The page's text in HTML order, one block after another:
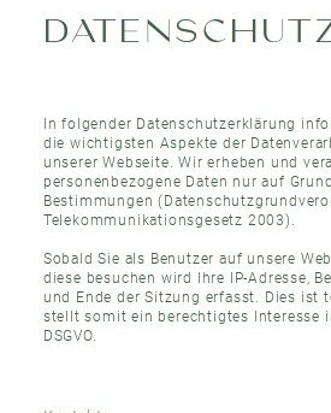
In folgender Datenschutzerklärung
die wichtigsten Aspekte der
unserer Webseite. Wir erheben und
personenbezogene Daten nur auf
Bestimmungen
Telekommunikationsgesetz 2003).
Sobald Sie als Benutzer auf unsere
diese besuchen wird Ihre IP-Adresse,
und Ende der Sitzung erfasst. Dies ist
stellt somit ein berechtigtes Interesse
DSGVO.